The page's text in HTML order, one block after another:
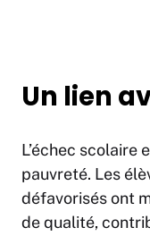
Un lien
L’échec scolaire
pauvreté. Les
défavorisés ont
de qualité,